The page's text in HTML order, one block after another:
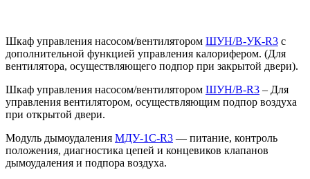
Шкаф управления насосом/вентилятором ШУН/В-УК-R3 с
дополнительной функцией управления калорифером. (Для
вентилятора, осуществляющего подпор при закрытой двери).
Шкаф управления насосом/вентилятором ШУН/В-R3 – Для
управления вентилятором, осуществляющим подпор воздуха
при открытой двери.
Модуль дымоудаления МДУ-1С-R3 — питание, контроль
положения, диагностика цепей и концевиков клапанов
дымоудаления и подпора воздуха.